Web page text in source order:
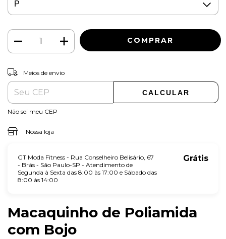
Entregas para o CEP:
Meios de envio
CALCULAR
Não sei meu CEP
Nossa loja
GT Moda Fitness - Rua Conselheiro Belisário, 67
- Brás - São Paulo-SP - Atendimento de
Segunda à Sexta das 8:00 às 17:00 e Sábado das
8:00 às 14:00
Grátis
Macaquinho de Poliamida
com Bojo